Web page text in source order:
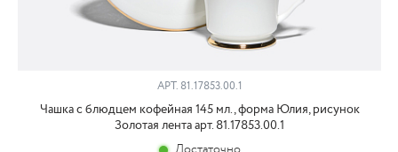
АРТ.81.17853.00.1
Чашка с блюдцем кофейная 145 мл., форма Юлия, рисунок
Золотая лента арт. 81.17853.00.1